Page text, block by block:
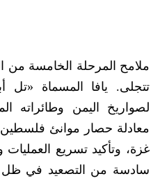
ملامح المرحلة الخامسة من
تتجلى. يافا المسماة
لصواريخ اليمن وطائراته
معادلة حصار موانئ فلسطين
غزة، وتأكيد تسريع العمليات
سادسة من التصعيد في ظل